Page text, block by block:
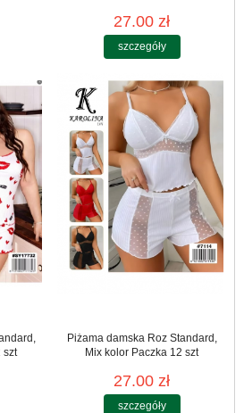
27.00 zł
szczegóły
szt
Piżama damska Roz Standard,
Mix kolor Paczka 12 szt
27.00 zł
szczegóły